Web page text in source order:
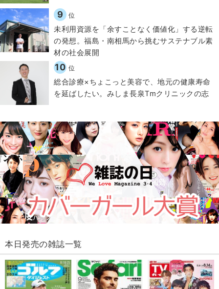
9 位
​​未利用資源を「余すことなく価値化」する逆転
の発想。福島・南相馬から挑むサステナブル素
材の社会展開​
10 位
総合診療×ちょこっと美容で、地元の健康寿命
を延ばしたい。みしま長泉Tmクリニックの志
本日発売の雑誌一覧